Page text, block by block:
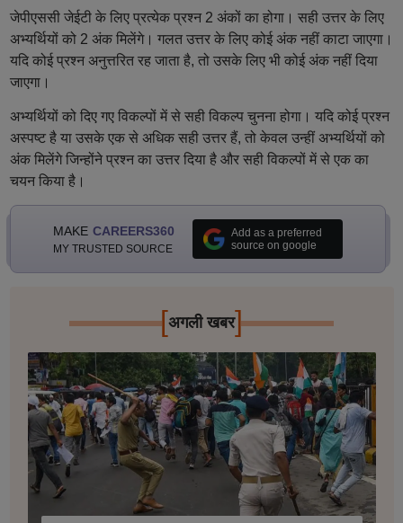
जेपीएससी जेईटी के लिए प्रत्येक प्रश्न 2 अंकों का होगा। सही उत्तर के लिए
अभ्यर्थियों को 2 अंक मिलेंगे। गलत उत्तर के लिए कोई अंक नहीं काटा जाएगा।
यदि कोई प्रश्न अनुत्तरित रह जाता है, तो उसके लिए भी कोई अंक नहीं दिया
जाएगा।
अभ्यर्थियों को दिए गए विकल्पों में से सही विकल्प चुनना होगा। यदि कोई प्रश्न
अस्पष्ट है या उसके एक से अधिक सही उत्तर हैं, तो केवल उन्हीं अभ्यर्थियों को
अंक मिलेंगे जिन्होंने प्रश्न का उत्तर दिया है और सही विकल्पों में से एक का
चयन किया है।
MAKE CAREERS360
MY TRUSTED SOURCE
Add as a preferred
source on google
[अगली खबर]